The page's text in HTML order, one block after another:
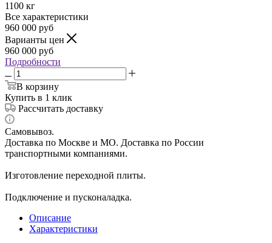
1100 кг
Все характеристики
960 000 руб
Варианты цен
960 000 руб
Подробности
В корзину
Купить в 1 клик
Рассчитать доставку
Самовывоз.
Доставка по Москве и МО. Доставка по России
транспортными компаниями.
Изготовление переходной плиты.
Подключение и пусконаладка.
Описание
Характеристики